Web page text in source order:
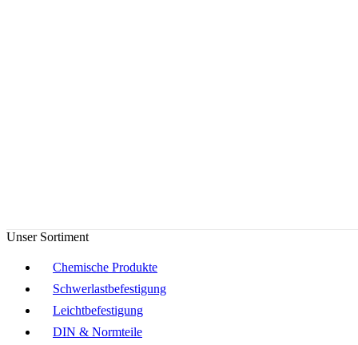
Unser Sortiment
Chemische Produkte
Schwerlastbefestigung
Leichtbefestigung
DIN & Normteile